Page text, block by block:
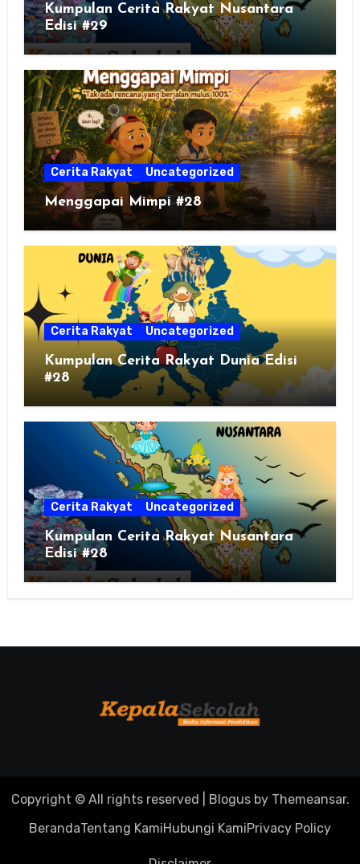
Kumpulan Cerita Rakyat Nusantara
Edisi #29
Cerita Rakyat Uncategorized
Menggapai Mimpi #28
Cerita Rakyat Uncategorized
Kumpulan Cerita Rakyat Dunia Edisi
#28
Cerita Rakyat Uncategorized
Kumpulan Cerita Rakyat Nusantara
Edisi #28
Copyright © All rights reserved Blogusby Themeansar.
BerandaTentang KamiHubungi KamiPrivacy Policy